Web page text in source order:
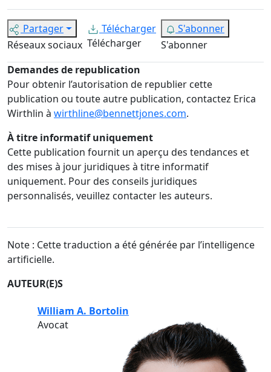
Partager
Réseaux sociaux
Télécharger
Télécharger
S'abonner
S'abonner
Demandes de republication
Pour obtenir l’autorisation de republier cette
publication ou toute autre publication, contactez Erica
Wirthlin à wirthline@bennettjones.com.
À titre informatif uniquement
Cette publication fournit un aperçu des tendances et
des mises à jour juridiques à titre informatif
uniquement. Pour des conseils juridiques
personnalisés, veuillez contacter les auteurs.
Note : Cette traduction a été générée par l’intelligence
artificielle.
AUTEUR(E)S
William A. Bortolin
Avocat